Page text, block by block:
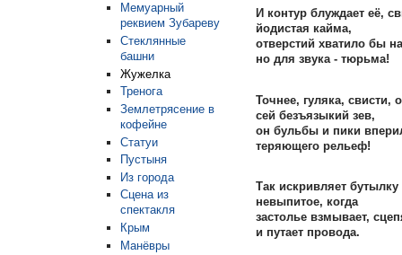
Мeмуaрный
рeквиeм Зубареву
Стеклянные
башни
Жужелка
Тренога
Землетрясение в
кофейне
Статуи
Пустыня
Из города
Сцена из
спектакля
Крым
Мaнёвры
И контур блуждает её,
йодистая кайма,
отверстий хватило бы
но для звука - тюрьма!
Точнее, гуляка, свисти,
сей безъязыкий зев,
он бульбы и пики
теряющего рельеф!
Так искривляет
невыпитое, когда
застолье взмывает,
и путает провода.